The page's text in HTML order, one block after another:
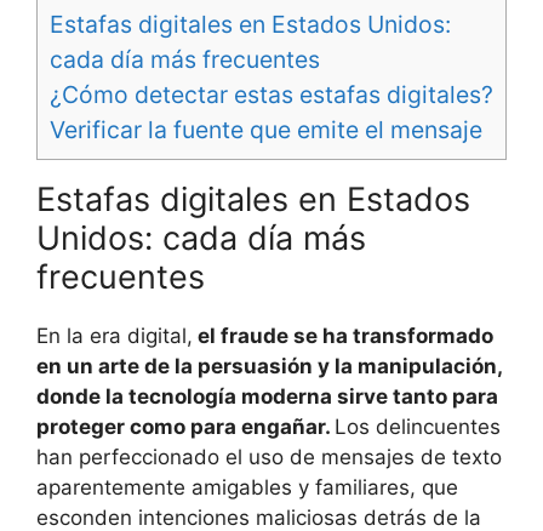
Estafas digitales en Estados Unidos:
cada día más frecuentes
¿Cómo detectar estas estafas digitales?
Verificar la fuente que emite el mensaje
Estafas digitales en Estados
Unidos: cada día más
frecuentes
En la era digital, el fraude se ha transformado
en un arte de la persuasión y la manipulación,
donde la tecnología moderna sirve tanto para
proteger como para engañar. Los delincuentes
han perfeccionado el uso de mensajes de texto
aparentemente amigables y familiares, que
esconden intenciones maliciosas detrás de la